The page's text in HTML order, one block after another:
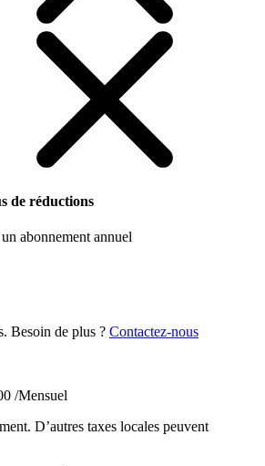
de réductions
abonnement annuel
Besoin de plus ? Contactez-nous
/Mensuel
D’autres taxes locales peuvent